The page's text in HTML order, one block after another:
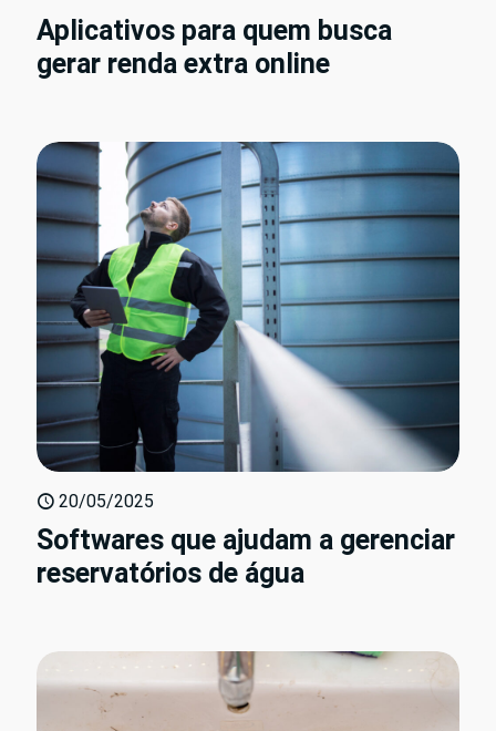
Aplicativos para quem busca
gerar renda extra online
20/05/2025
Softwares que ajudam a gerenciar
reservatórios de água